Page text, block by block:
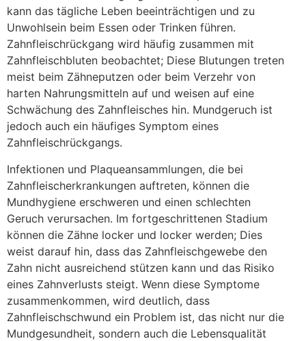
kann das tägliche Leben beeinträchtigen und zu
Unwohlsein beim Essen oder Trinken führen.
Zahnfleischrückgang wird häufig zusammen mit
Zahnfleischbluten beobachtet; Diese Blutungen treten
meist beim Zähneputzen oder beim Verzehr von
harten Nahrungsmitteln auf und weisen auf eine
Schwächung des Zahnfleisches hin. Mundgeruch ist
jedoch auch ein häufiges Symptom eines
Zahnfleischrückgangs.
Infektionen und Plaqueansammlungen, die bei
Zahnfleischerkrankungen auftreten, können die
Mundhygiene erschweren und einen schlechten
Geruch verursachen. Im fortgeschrittenen Stadium
können die Zähne locker und locker werden; Dies
weist darauf hin, dass das Zahnfleischgewebe den
Zahn nicht ausreichend stützen kann und das Risiko
eines Zahnverlusts steigt. Wenn diese Symptome
zusammenkommen, wird deutlich, dass
Zahnfleischschwund ein Problem ist, das nicht nur die
Mundgesundheit, sondern auch die Lebensqualität